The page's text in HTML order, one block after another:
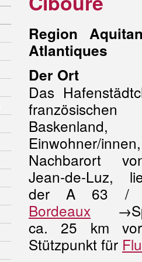
Region
Atlantiques
Der Ort
Das
französischen
Baskenland,
Einwohner/innen,
Nachbarort
Jean-de-Luz,
der A 63 /
Bordeaux
ca. 25 km vor
Stützpunkt für